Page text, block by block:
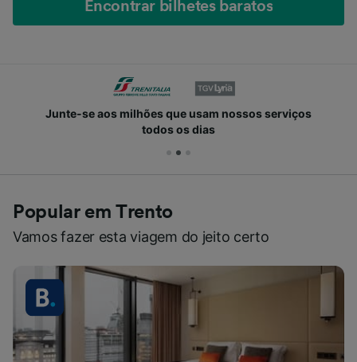
Encontrar bilhetes baratos
Junte-se aos milhões que usam nossos serviços
todos os dias
Popular em Trento
Vamos fazer esta viagem do jeito certo